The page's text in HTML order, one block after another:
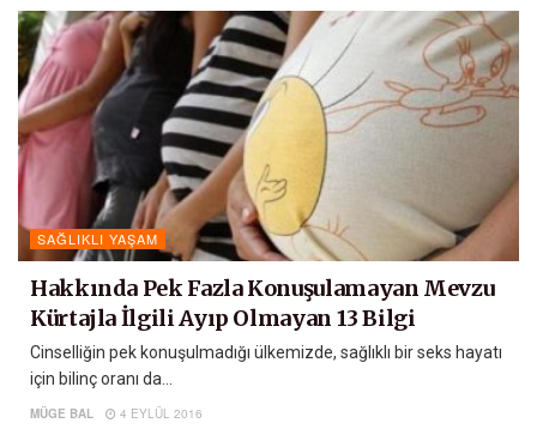
SAĞLIKLI YAŞAM
Hakkında Pek Fazla Konuşulamayan Mevzu
Kürtajla İlgili Ayıp Olmayan 13 Bilgi
Cinselliğin pek konuşulmadığı ülkemizde, sağlıklı bir seks hayatı
için bilinç oranı da...
MÜGE BAL 4 EYLÜL 2016